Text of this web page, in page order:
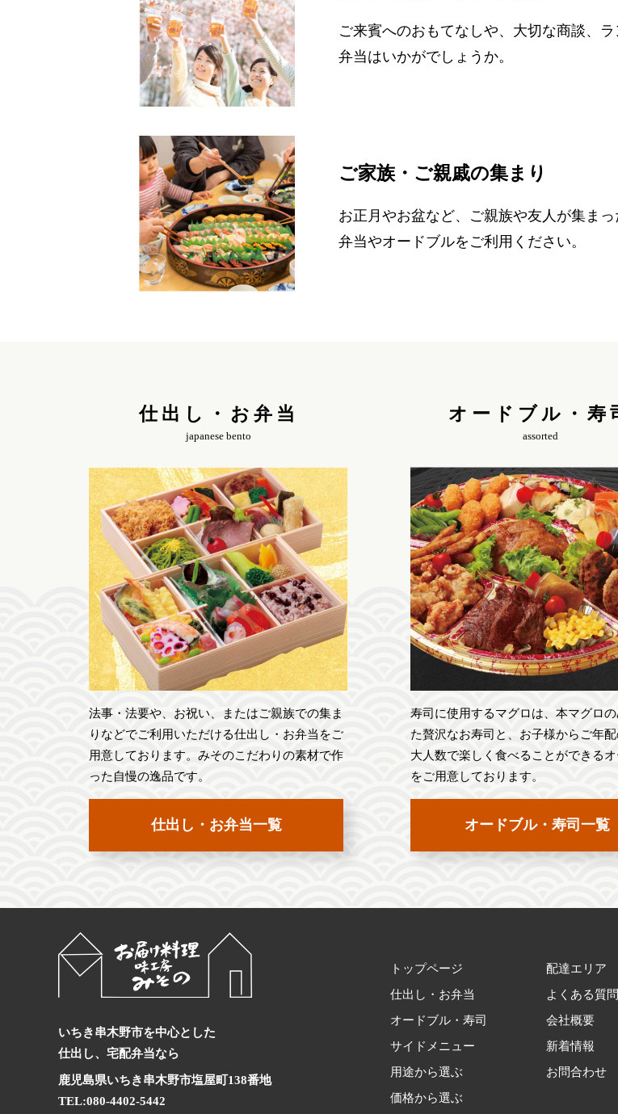
ご来賓へのおもてなしや、大切な商談、
弁当はいかがでしょうか。
ご家族・ご親戚の集まり
お正月やお盆など、ご親族や友人が集ま
弁当やオードブルをご利用ください。
仕出し・お弁当
japanese bento
法事・法要や、お祝い、またはご親族での集ま
りなどでご利用いただける仕出し・お弁当をご
用意しております。みそのこだわりの素材で作
った自慢の逸品です。
仕出し・お弁当一覧
オードブル・寿
assorted
寿司に使用するマグロは、本マグロ
た贅沢なお寿司と、お子様からご年
大人数で楽しく食べることができる
をご用意しております。
オードブル・寿司一覧
いちき串木野市を中心とした
仕出し、宅配弁当なら
鹿児島県いちき串木野市塩屋町138番地
TEL:080-4402-5442
トップページ
仕出し・お弁当
オードブル・寿司
サイドメニュー
用途から選ぶ
価格から選ぶ
配達エリア
よくある質問
会社概要
新着情報
お問合わせ